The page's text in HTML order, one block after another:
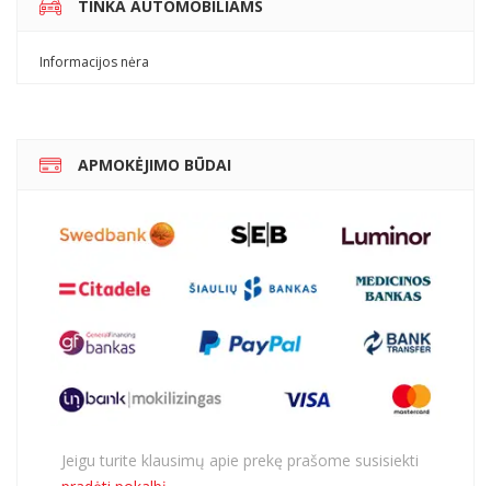
TINKA AUTOMOBILIAMS
Informacijos nėra
APMOKĖJIMO BŪDAI
Jeigu turite klausimų apie prekę prašome susisiekti